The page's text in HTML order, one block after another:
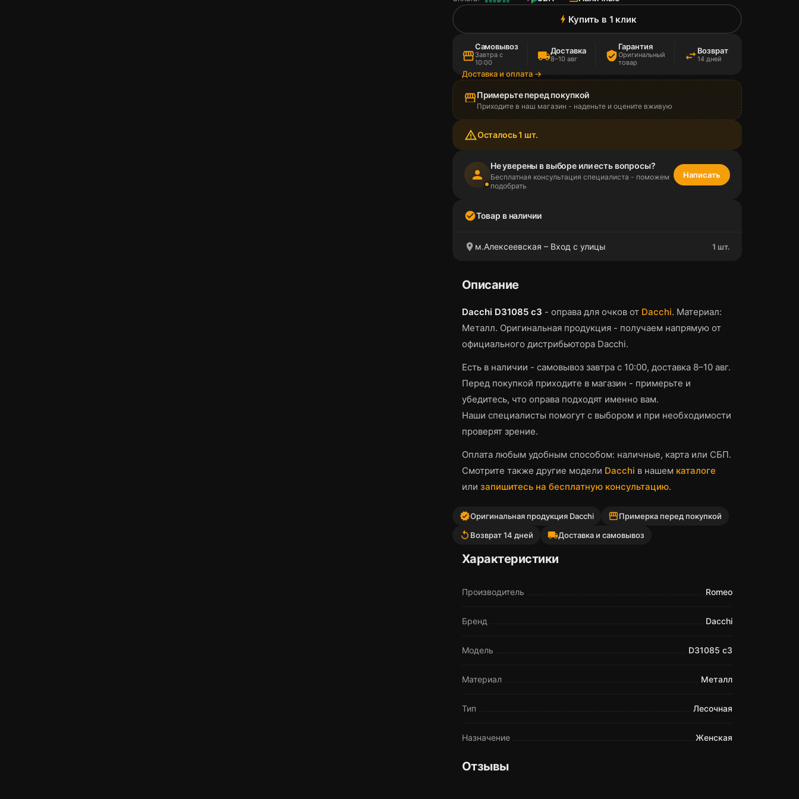
bolt Купить в 1 клик
storefront
Самовывоз
Завтра с
10:00
local_shippingДоставка
8–10 авг verified_user
Гарантия
Оригинальный
товар
swap_horiz Возврат
14 дней
Доставка и оплата →
storefrontПримерьте перед покупкой
Приходите в наш магазин - наденьте и оцените вживую
warning_amberОсталось 1 шт.
person
Не уверены в выборе или есть вопросы?
Бесплатная консультация специалиста - поможем
подобрать
Написать
check_circleТовар в наличии
location_on м.Алексеевская – Вход с улицы 1 шт.
Описание
Dacchi D31085 c3 - оправа для очковот Dacchi. Материал:
Металл. Оригинальная продукция - получаем напрямую от
официального дистрибьютора Dacchi.
Есть в наличии - самовывоз завтра с 10:00, доставка 8–10 авг.
Перед покупкой приходите в магазин - примерьте и
убедитесь, что оправаподходят именно вам.
Наши специалисты помогут с выбором и при необходимости
проверят зрение.
Оплата любым удобным способом: наличные, карта или СБП.
Смотрите также другие модели Dacchi в нашем каталоге
или запишитесь на бесплатную консультацию.
verifiedОригинальная продукция Dacchi storefrontПримерка перед покупкой
replay Возврат 14 дней local_shippingДоставка и самовывоз
Характеристики
Производитель Romeo
Бренд Dacchi
Модель D31085 c3
Материал Металл
Тип Лесочная
Назначение Женская
Отзывы